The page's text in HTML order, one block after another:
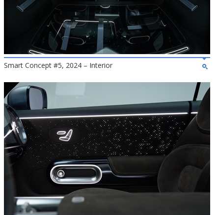
Smart Concept #5, 2024 – Interior